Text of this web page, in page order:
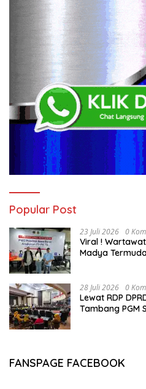
Popular Post
23 Juli 2026 0
Viral !
Madya
28 Juli 2026 0
Lewat RDP
Tambang PGM
FANSPAGE FACEBOOK